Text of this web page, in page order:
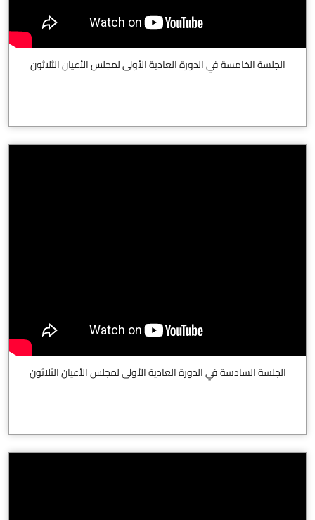
الجلسة الخامسة في الدورة العادية الأولى لمجلس الأعيان الثلاثون
الجلسة السادسة في الدورة العادية الأولى لمجلس الأعيان الثلاثون